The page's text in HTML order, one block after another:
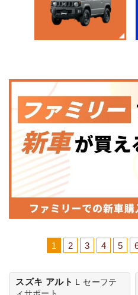
1 2 3 4 5
スズキ アルト
セーフテ